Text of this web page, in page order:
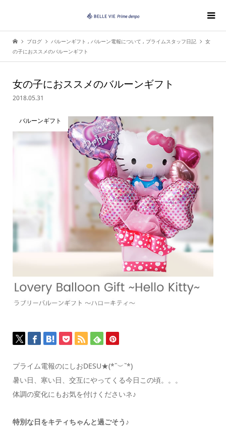
ブログ バルーンギフト , バルーン電報について , プライムスタッフ日記
女
の子におススメのバルーンギフト
女の子におススメのバルーンギフト
2018.05.31
バルーンギフト
プライム電報のにしおDESU★(*˘︶˘*)
暑い日、寒い日、交互にやってくる今日この頃。。。
体調の変化にもお気を付けくださいネ♪
特別な日をキティちゃんと過ごそう♪